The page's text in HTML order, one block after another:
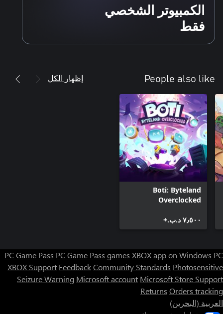
الكمبيوتر الشخصي
فقط
People also like إظهار الكل
Boti: Byteland
Overclocked
٧٫٥٠٠ د.ب.‏+
PC Game Pass PC Game Pass games XBOX app on Windows PC
XBOX Support FeedbackCommunity Standards Photosensitive
Seizure Warning Microsoft account Microsoft Store Support
Returns Orders tracking
العربية (البحرين)